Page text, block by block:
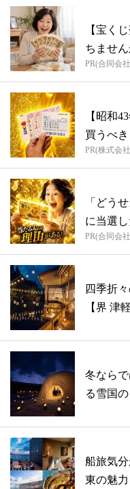
【宝く
ちませ
PR(合同会
【昭和
買うべ
方...
PR(株式会
「どう
に当選
PR(合同会
四季折
【界 津軽
冬なら
る雪国
船旅気
東の魅